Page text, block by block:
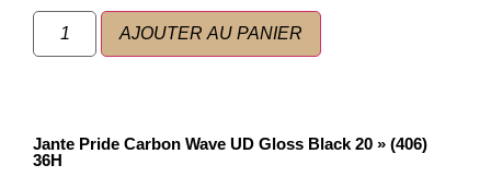
AJOUTER AU PANIER
Jante Pride Carbon Wave UD Gloss Black 20 » (406)
36H